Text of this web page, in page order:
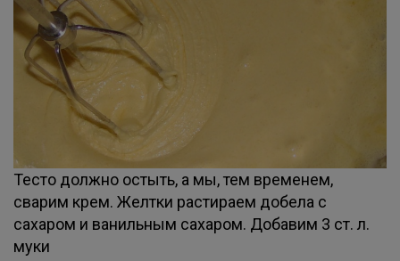
Тесто должно остыть, а мы, тем временем,
сварим крем. Желтки растираем добела с
сахаром и ванильным сахаром. Добавим 3 ст. л.
муки